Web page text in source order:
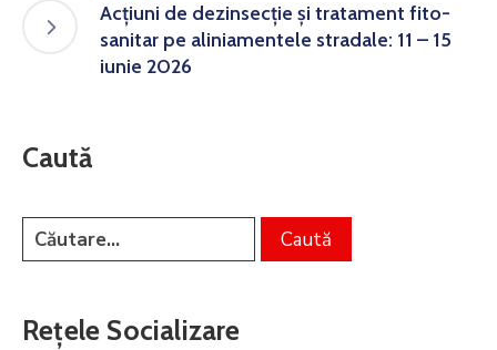
Acțiuni de dezinsecție și tratament fito-
sanitar pe aliniamentele stradale: 11 – 15
iunie 2026
Caută
Rețele Socializare